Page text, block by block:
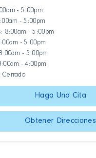
- 5:00pm
- 5:00pm
8:00am - 5:00pm
- 5:00pm
- 5:00pm
- 4:00pm
Cerrado
Haga Una Cita
Obtener Direcciones